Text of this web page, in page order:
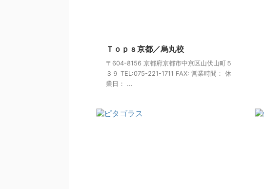
Ｔｏｐｓ京都／烏丸校
〒604-8156 京都府京都市中京区山伏山町５
３９ TEL:075-221-1711 FAX: 営業時間： 休
業日： ...